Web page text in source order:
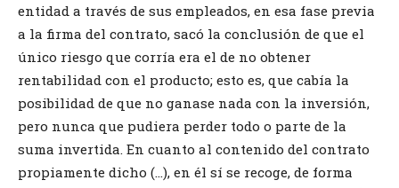
entidad a través de sus empleados, en esa fase previa
a la firma del contrato, sacó la conclusión de que el
único riesgo que corría era el de no obtener
rentabilidad con el producto; esto es, que cabía la
posibilidad de que no ganase nada con la inversión,
pero nunca que pudiera perder todo o parte de la
suma invertida. En cuanto al contenido del contrato
propiamente dicho (…), en él sí se recoge, de forma